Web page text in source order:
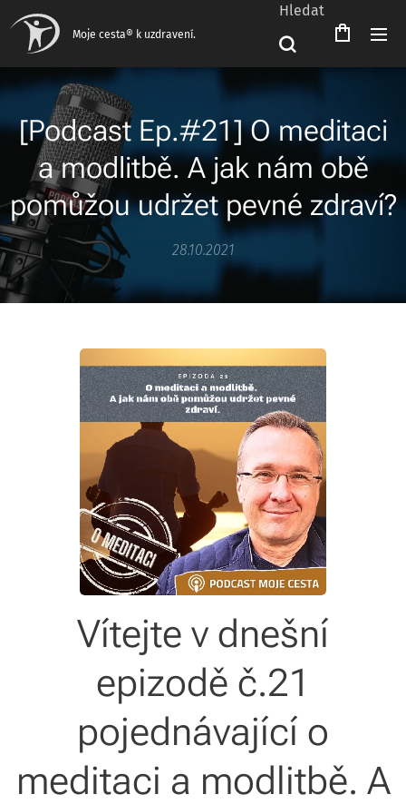
Moje cesta® k uzdravení.
Hledat
[Podcast Ep.#21] O meditaci
a modlitbě. A jak nám obě
pomůžou udržet pevné zdraví?
28.10.2021
Vítejte v dnešní
epizodě č.21
pojednávající o
meditaci a modlitbě. A